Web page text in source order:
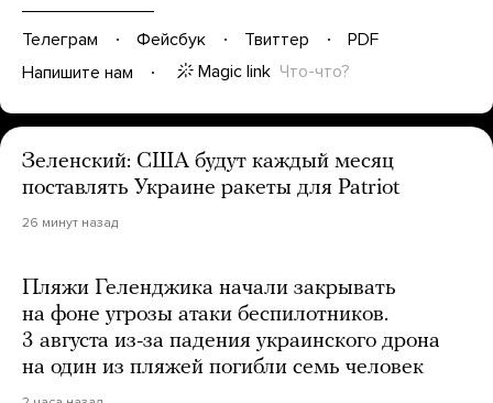
Телеграм Фейсбук Твиттер
PDF
Напишите нам
Magic link Что-что?
Зеленский: США будут каждый месяц
поставлять Украине ракеты для Patriot
26 минут назад
Пляжи Геленджика начали закрывать
на фоне угрозы атаки беспилотников.
3 августа из-за падения украинского дрона
на один из пляжей погибли семь человек